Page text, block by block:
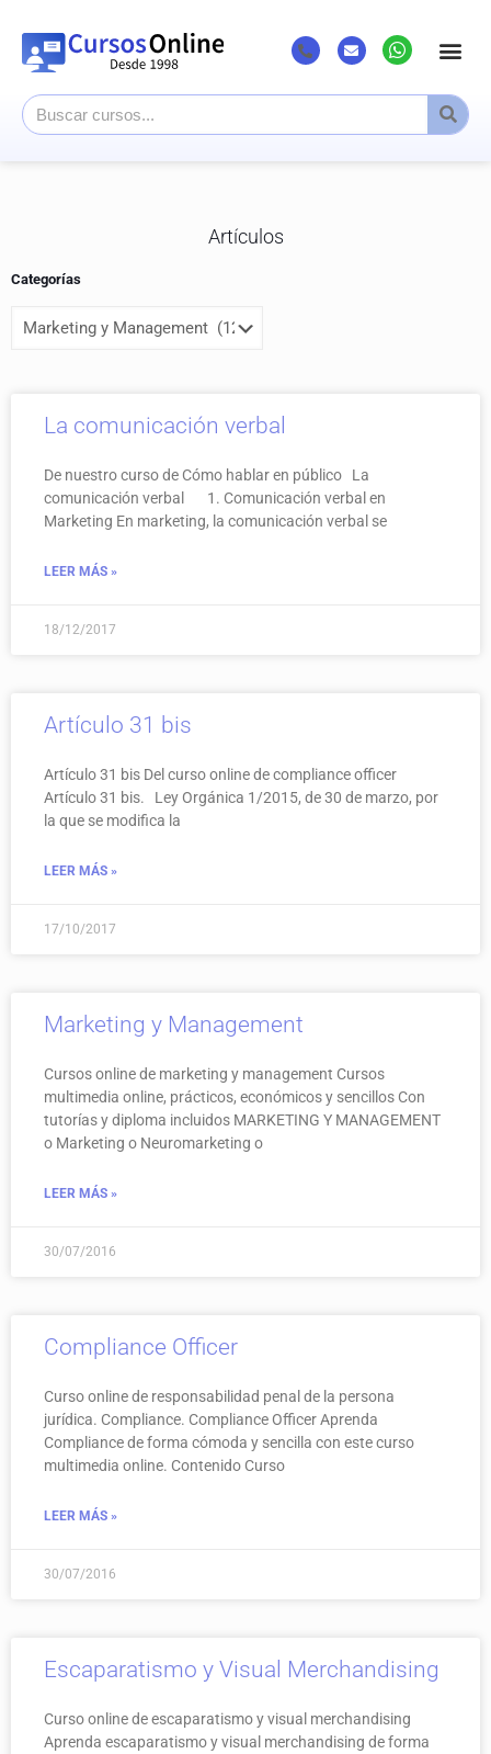
Artículos
Categorías
La comunicación verbal
De nuestro curso de Cómo hablar en público La
comunicación verbal 1. Comunicación verbal en
Marketing En marketing, la comunicación verbal se
LEER MÁS »
18/12/2017
Artículo 31 bis
Artículo 31 bis Del curso online de compliance officer
Artículo 31 bis. Ley Orgánica 1/2015, de 30 de marzo, por
la que se modifica la
LEER MÁS »
17/10/2017
Marketing y Management
Cursos online de marketing y management Cursos
multimedia online, prácticos, económicos y sencillos Con
tutorías y diploma incluidos MARKETING Y MANAGEMENT
o Marketing o Neuromarketing o
LEER MÁS »
30/07/2016
Compliance Officer
Curso online de responsabilidad penal de la persona
jurídica. Compliance. Compliance Officer Aprenda
Compliance de forma cómoda y sencilla con este curso
multimedia online. Contenido Curso
LEER MÁS »
30/07/2016
Escaparatismo y Visual Merchandising
Curso online de escaparatismo y visual merchandising
Aprenda escaparatismo y visual merchandising de forma